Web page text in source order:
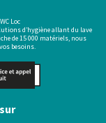
Loc
d’hygiène allant du lave
de 15 000 matériels, nous
besoins.